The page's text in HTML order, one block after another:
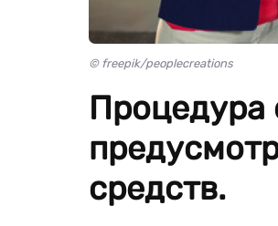
© freepik/peoplecreations
Процедура
средств.